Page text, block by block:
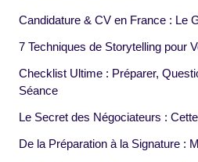
Candidature & CV en France : Le
7 Techniques de Storytelling pour
Checklist Ultime : Préparer,
Séance
Le Secret des Négociateurs :
De la Préparation à la Signature :